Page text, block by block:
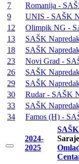
7
Romanija -
9
UNIS - SAŠK
12
Olimpik NG -
13
SAŠK
18
SAŠK
23
Novi Grad -
26
SAŠK
29
SAŠK
30
Rudar - SAŠK
33
SAŠK
34
Famos (H) -
2024-
2025